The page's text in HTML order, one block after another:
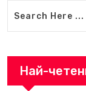
Най-